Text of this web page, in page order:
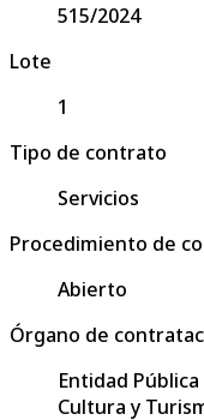
515/2024
Lote
1
Tipo de contrato
Servicios
Procedimiento de
Abierto
Órgano de
Entidad
Cultura y